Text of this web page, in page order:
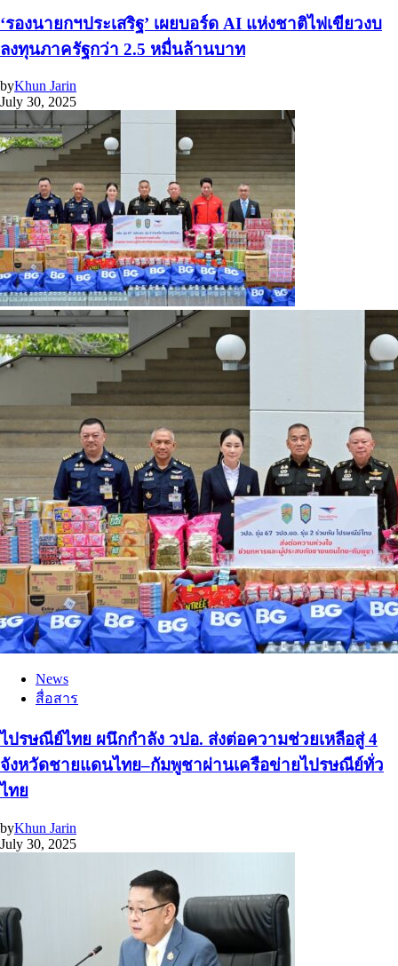
‘รองนายกฯประเสริฐ’ เผยบอร์ด AI แห่งชาติไฟเขียวงบ
ลงทุนภาครัฐกว่า 2.5 หมื่นล้านบาท
byKhun Jarin
July 30, 2025
News
สื่อสาร
ไปรษณีย์ไทย ผนึกกำลัง วปอ. ส่งต่อความช่วยเหลือสู่ 4
จังหวัดชายแดนไทย–กัมพูชาผ่านเครือข่ายไปรษณีย์ทั่ว
ไทย
byKhun Jarin
July 30, 2025